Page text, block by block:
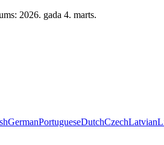
2026. gada 4. marts.
GermanPortugueseDutchCzechLatvian